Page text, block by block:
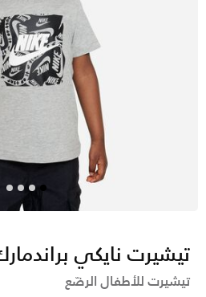
تيشيرت نايكي
تيشيرت للأطفال الرضّع